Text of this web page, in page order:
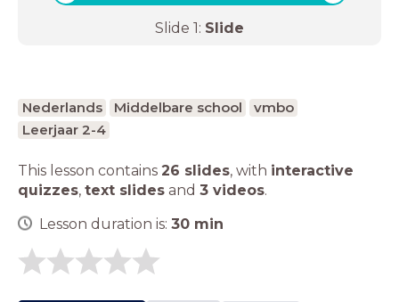
Slide 1: Slide
Nederlands Middelbare school
vmbo
Leerjaar 2-4
This lesson contains 26 slides, with interactive
quizzes, text slides and 3 videos.
Lesson duration is: 30 min